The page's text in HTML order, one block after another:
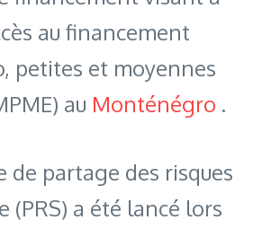
au financement
petites et moyennes
au Monténégro .
de partage des risques
(PRS) a été lancé lors